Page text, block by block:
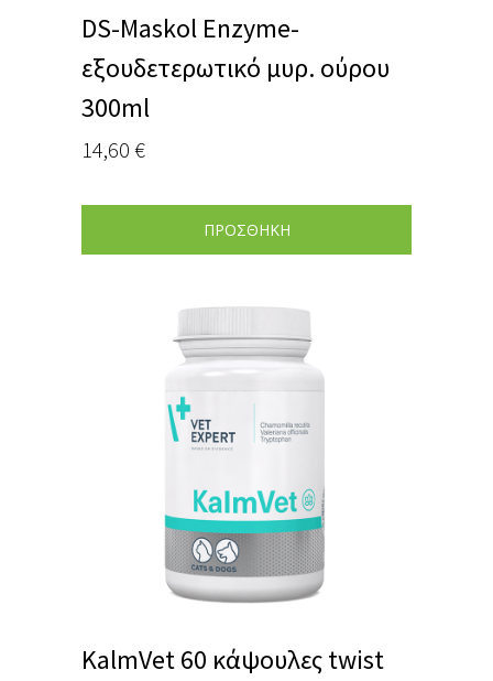
DS-Maskol Enzyme-
εξουδετερωτικό μυρ. ούρου
300ml
14,60 €
ΠΡΟΣΘΗΚΗ
KalmVet 60 κάψουλες twist